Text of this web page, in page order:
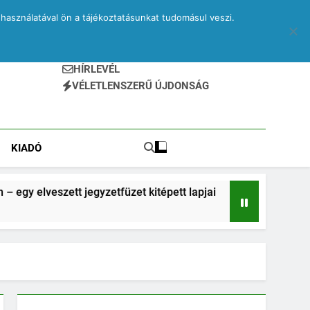
HÍRLEVÉL
VÉLETLENSZERŰ ÚJDONSÁG
KIADÓ
jegyzetfüzet kitépett lapjai
2 Hónap Ezelőtt
ön a tájékoztatásunkat tudomásul veszi.